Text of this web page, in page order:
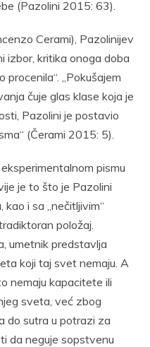
(Pazolini 2015: 63).
Cerami), Pazolinijev
izbor, kritika onoga doba
„Pokušajem
čuje glas klase koja je
Pazolini je postavio
(Čerami 2015: 5).
pismu
je to što je Pazolini
i sa „nečitljivim“
položaj.
umetnik predstavlja
koji taj svet nemaju. A
nemaju kapacitete ili
sveta, već zbog
do sutra u potrazi za
da neguje sopstvenu